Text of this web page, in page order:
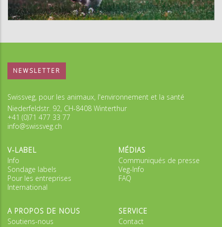
NEWSLETTER
Swissveg, pour les animaux, l'environnement et la santé
Niederfeldstr. 92, CH-8408 Winterthur
+41 (0)71 477 33 77
info@swissveg.ch
V-LABEL
Info
Sondage labels
Pour les entreprises
International
MÉDIAS
Communiqués de presse
Veg-Info
FAQ
A PROPOS DE NOUS
Soutiens-nous
SERVICE
Contact